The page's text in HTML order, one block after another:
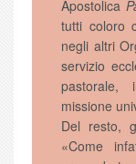
Apostolica
tutti coloro
negli altri
servizio
pastorale,
missione
Del resto,
«Come